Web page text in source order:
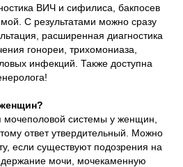
ВИЧ и сифилиса, бакпосев
С результатами можно сразу
расширенная диагностика
гонореи, трихомониаза,
инфекций. Также доступна
мочеполовой системы у женщин,
ответ утвердительный. Можно
если существуют подозрения на
мочи, мочекаменную